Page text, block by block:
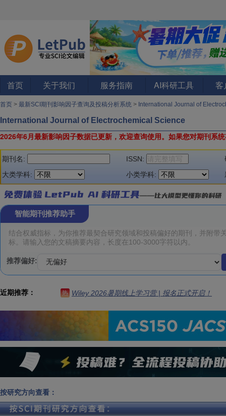
首页 关于我们 服务指南 AI科研工具 客
首页 > 最新SCI期刊影响因子查询及投稿分析系统 > International Journal of
International Journal of Electrochemical Science
2026年6月最新影响因子数据已更新，欢迎查询使用。 如果您对期刊系
期刊名: ISSN:
大类学科:
小类学科:
智能期刊推荐助手
推荐偏好:
近期推荐： 热 Wiley 2026暑期线上学习营 | 报名正式开启！
按研究方向查看：